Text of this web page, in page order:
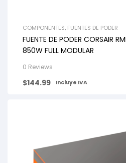
COMPONENTES, FUENTES DE PODER
FUENTE DE PODER CORSAIR
850W FULL MODULAR
0 Reviews
$144.99 Incluye IVA